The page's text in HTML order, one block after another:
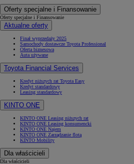
Oferty specjalne i Finansowanie
Oferty specjalne i Finansowanie
Aktualne oferty
Finał wyprzedaży 2025
Samochody dostawcze Toyota Professional
Oferta biznesowa
Auta używane
Toyota Financial Services
Kredyt niższych rat Toyota Easy
Kredyt standardowy
Leasing standardowy
KINTO ONE
KINTO ONE Leasing niższych rat
KINTO ONE Leasing konsumencki
KINTO ONE Najem
KINTO ONE Zarządzanie flotą
KINTO Mobility
Dla właścicieli
Dla właścicieli